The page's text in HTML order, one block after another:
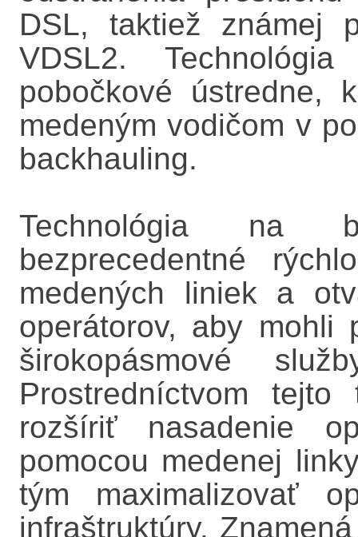
DSL, taktiež známej
VDSL2.
pobočkové ústredne,
medeným vodičom v
backhauling.
Technológia na
bezprecedentné
medených liniek a
operátorov, aby mohli
širokopásmové
Prostredníctvom tejto
rozšíriť nasadenie
pomocou medenej
tým maximalizovať
infraštruktúry.